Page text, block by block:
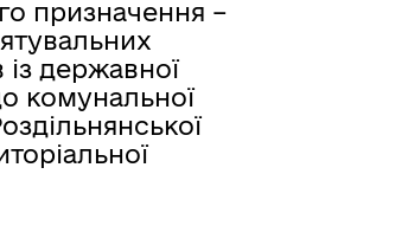
призначення –
із державної
комунальної